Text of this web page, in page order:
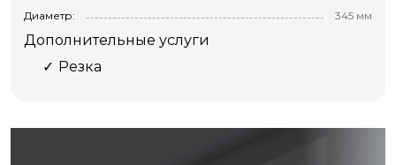
Диаметр:
345 мм
Дополнительные услуги
Резка